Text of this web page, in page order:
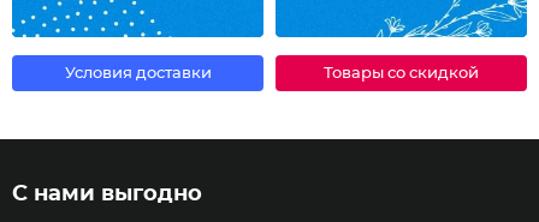
Условия доставки Товары со скидкой
С нами выгодно